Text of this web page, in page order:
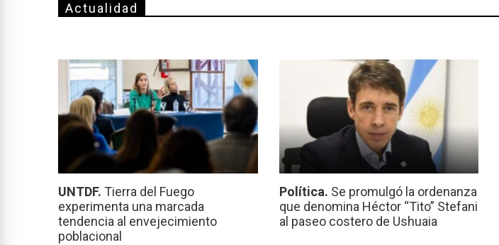
Actualidad
UNTDF. Tierra del Fuego
experimenta una marcada
tendencia al envejecimiento
poblacional
Política. Se promulgó la ordenanza
que denomina Héctor “Tito” Stefani
al paseo costero de Ushuaia